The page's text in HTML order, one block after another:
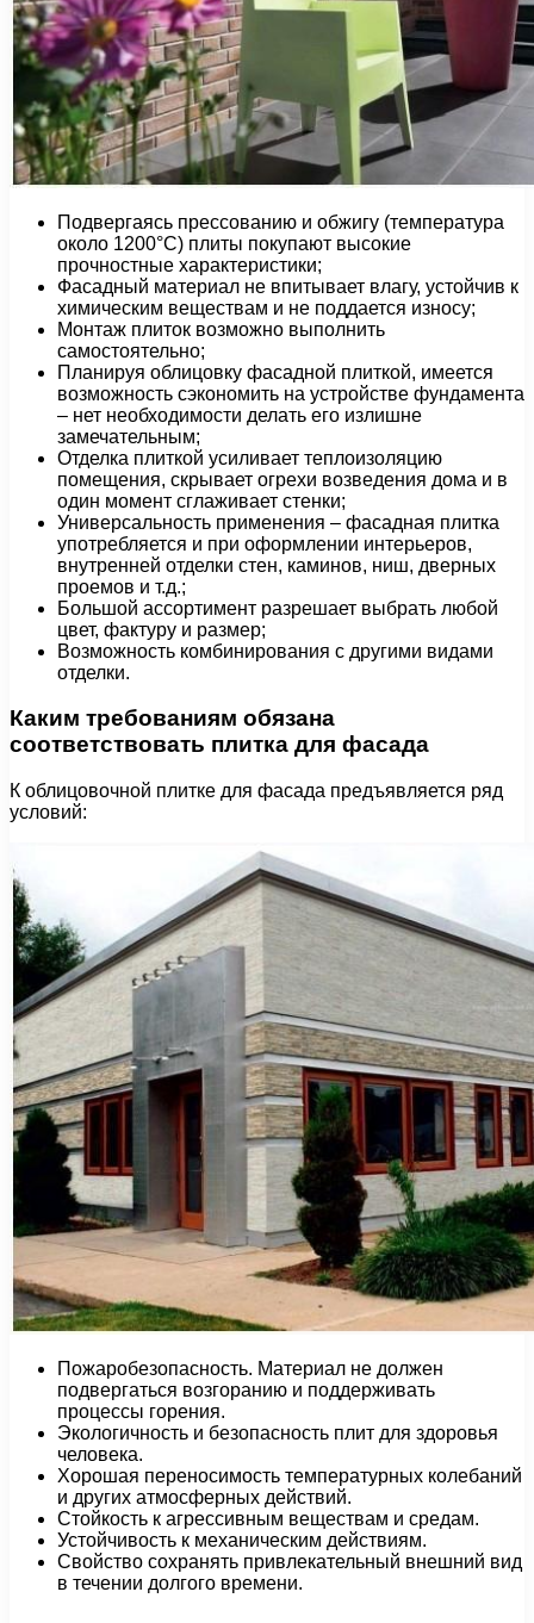
Подвергаясь прессованию и обжигу (температура
около 1200°С) плиты покупают высокие
прочностные характеристики;
Фасадный материал не впитывает влагу, устойчив к
химическим веществам и не поддается износу;
Монтаж плиток возможно выполнить
самостоятельно;
Планируя облицовку фасадной плиткой, имеется
возможность сэкономить на устройстве фундамента
– нет необходимости делать его излишне
замечательным;
Отделка плиткой усиливает теплоизоляцию
помещения, скрывает огрехи возведения дома и в
один момент сглаживает стенки;
Универсальность применения – фасадная плитка
употребляется и при оформлении интерьеров,
внутренней отделки стен, каминов, ниш, дверных
проемов и т.д.;
Большой ассортимент разрешает выбрать любой
цвет, фактуру и размер;
Возможность комбинирования с другими видами
отделки.
Каким требованиям обязана
соответствовать плитка для фасада
К облицовочной плитке для фасада предъявляется ряд
условий:
Пожаробезопасность. Материал не должен
подвергаться возгоранию и поддерживать
процессы горения.
Экологичность и безопасность плит для здоровья
человека.
Хорошая переносимость температурных колебаний
и других атмосферных действий.
Стойкость к агрессивным веществам и средам.
Устойчивость к механическим действиям.
Свойство сохранять привлекательный внешний вид
в течении долгого времени.